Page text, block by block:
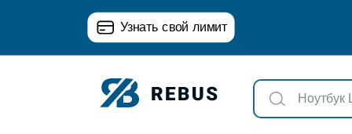
Узнать свой лимит